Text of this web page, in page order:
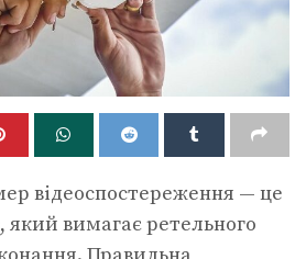
відеоспостереження — це
вимагає ретельного